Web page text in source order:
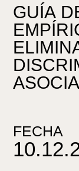
GUÍA
FECHA